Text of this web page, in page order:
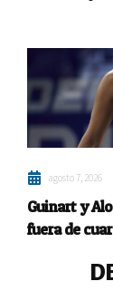
agosto 7, 2026
Guinart y
fuera de